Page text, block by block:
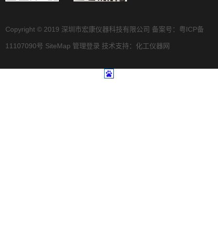
Copyright © 2019 深圳市宏康仪器科技有限公司 备案号： 粤ICP备
11107090号 SiteMap 管理登录 技术支持： 化工仪器网